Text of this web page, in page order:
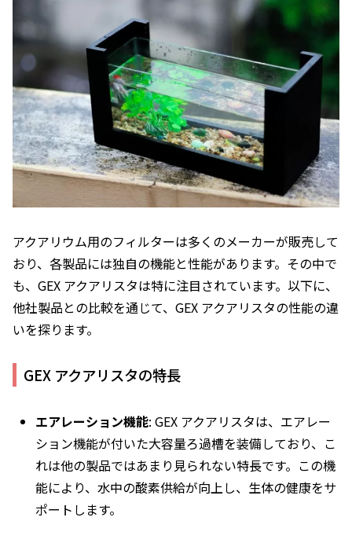
アクアリウム用のフィルターは多くのメーカーが販売して
おり、各製品には独自の機能と性能があります。その中で
も、GEX アクアリスタは特に注目されています。以下に、
他社製品との比較を通じて、GEX アクアリスタの性能の違
いを探ります。
GEX アクアリスタの特長
エアレーション機能: GEX アクアリスタは、エアレー
ション機能が付いた大容量ろ過槽を装備しており、こ
れは他の製品ではあまり見られない特長です。この機
能により、水中の酸素供給が向上し、生体の健康をサ
ポートします。